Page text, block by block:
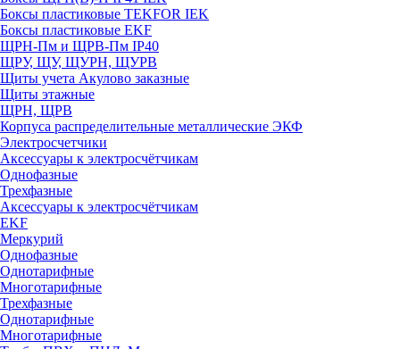
Боксы пластиковые TEKFOR IEK
Боксы пластиковые EKF
ЩРН-Пм и ЩРВ-Пм IP40
ЩРУ, ЩУ, ЩУРН, ЩУРВ
Щиты учета Акулово заказные
Щиты этажные
ЩРН, ЩРВ
Корпуса распределительные металлические ЭКФ
Электросчетчики
Аксессуары к электросчётчикам
Однофазные
Трехфазные
Аксессуары к электросчётчикам
EKF
Меркурий
Однофазные
Однотарифные
Многотарифные
Трехфазные
Однотарифные
Многотарифные